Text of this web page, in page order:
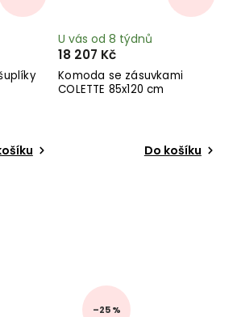
Komoda se zásuvkami
COLETTE 85x120 cm
U vás od 8 týdnů
18 207 Kč
Do košíku
–25 %